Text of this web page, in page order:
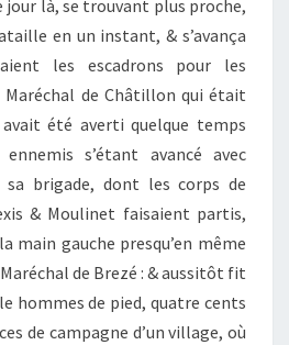
là, se trouvant plus proche,
en un instant, & s’avança
les escadrons pour les
Maréchal de Châtillon qui était
été averti quelque temps
s’étant avancé avec
sa brigade, dont les corps de
& Moulinet faisaient partis,
main gauche presqu’en même
de Brezé : & aussitôt fit
hommes de pied, quatre cents
de campagne d’un village, où